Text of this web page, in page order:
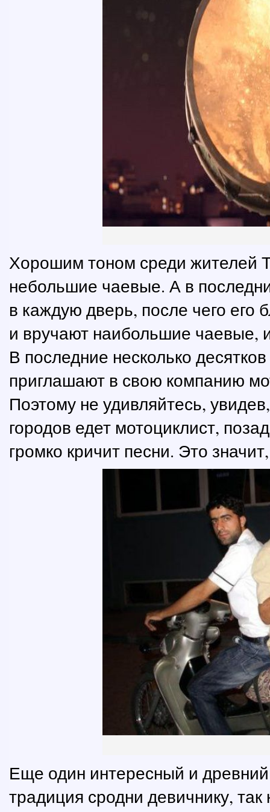
Хорошим тоном среди жителей
небольшие чаевые. А в
в каждую дверь, после чего его
и вручают наибольшие чаевые,
В последние несколько
приглашают в свою компанию
Поэтому не удивляйтесь,
городов едет мотоциклист,
громко кричит песни. Это
Еще один интересный и
традиция сродни девичнику,